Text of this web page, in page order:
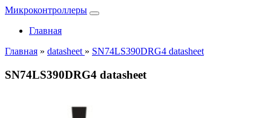
Микроконтроллеры
Главная
Главная » datasheet » SN74LS390DRG4 datasheet
SN74LS390DRG4 datasheet